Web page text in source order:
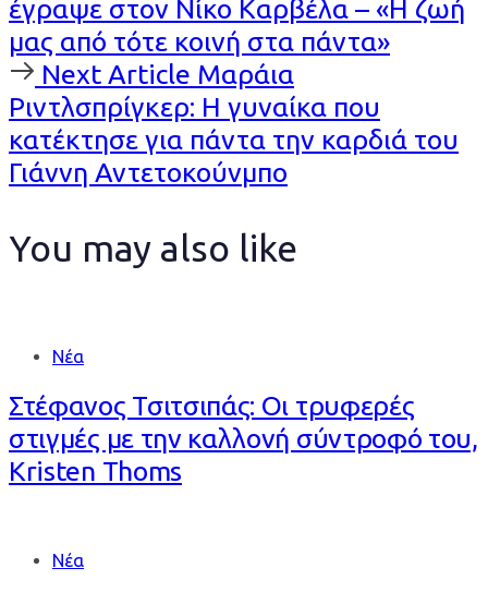
έγραψε στον Νίκο Καρβέλα – «Η ζωή
μας από τότε κοινή στα πάντα»
Next
Article
Next Article Μαράια
Ριντλσπρίγκερ: Η γυναίκα που
κατέκτησε για πάντα την καρδιά του
Γιάννη Αντετοκούνμπο
You may also like
Νέα
Στέφανος Τσιτσιπάς: Οι τρυφερές
στιγμές με την καλλονή σύντροφό του,
Kristen Thoms
Νέα